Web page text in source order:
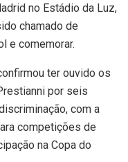
no Estádio da Luz,
chamado de
e comemorar.
ter ouvido os
por seis
com a
competições de
na Copa do